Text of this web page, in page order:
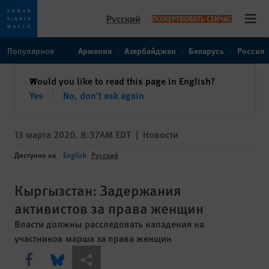
toto
content
Русский ПОЖЕРТВОВАТЬ СЕЙЧАС
Популярное Армения Азербайджан Беларусь Россия
Would you like to read this page in English?
Yes
No, don't ask again
✕закрыть
13 марта 2020, 8:37AM EDT | Новости
Доступно на English Русский
Кыргызстан: Задержания
активистов за права женщин
Власти должны расследовать нападения на
участников марша за права женщин
Share this via Facebook
Share this via Bluesky
Share this via Поделиться